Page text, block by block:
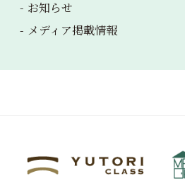
お知らせ
メディア掲載情報